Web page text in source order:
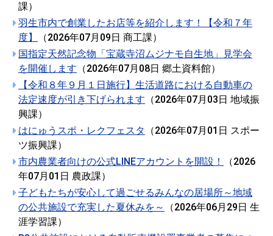
課）
羽生市内で創業したお店等を紹介します！【令和７年
度】
（2026年07月09日 商工課）
国指定天然記念物「宝蔵寺沼ムジナモ自生地」見学会
を開催します （2026年07月08日 郷土資料館）
【令和８年９月１日施行】生活道路における自動車の
法定速度が引き下げられます （2026年07月03日 地域振
興課）
はにゅうスポ・レクフェスタ
（2026年07月01日 スポー
ツ振興課）
市内農業者向けの公式LINEアカウントを開設！
（2026
年07月01日 農政課）
子どもたちが安心して過ごせるみんなの居場所～地域
の公共施設で充実した夏休みを～
（2026年06月29日 生
涯学習課）